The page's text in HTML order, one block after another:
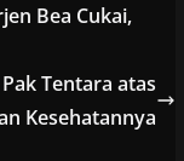
Bea Cukai,
Tentara atas
Kesehatannya